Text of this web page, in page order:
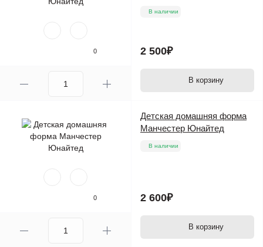
0
В наличии
2 500₽
В корзину
0
Детская домашняя форма
Манчестер Юнайтед
В наличии
2 600₽
В корзину